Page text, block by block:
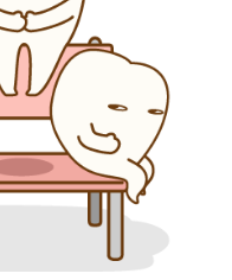
認したい3つのこと
像を聞く
する
よう